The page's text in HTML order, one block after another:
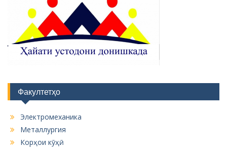
Факултетҳо
Электромеханика
Металлургия
Корҳои кӯҳӣ